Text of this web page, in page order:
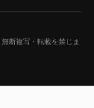
無断複写・転載を禁じま